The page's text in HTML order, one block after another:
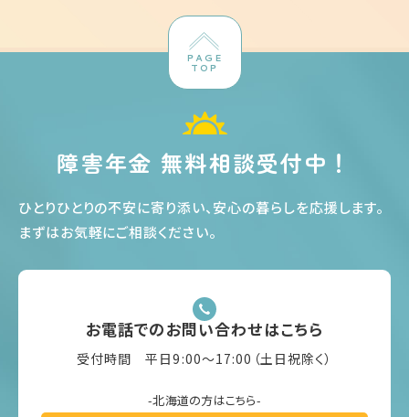
PAGE
TOP
障害年金 無料相談受付中！
ひとりひとりの不安に寄り添い、安心の暮らしを応援します。
まずはお気軽にご相談ください。
お電話でのお問い合わせはこちら
受付時間 平日9:00〜17:00（土日祝除く）
-北海道の方はこちら-